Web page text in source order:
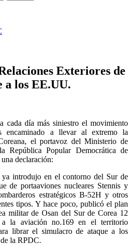
Exteriores de
a los EE.UU.
cada día más siniestro el movimiento
encaminado a llevar al extremo la
el portavoz del Ministerio de
República Popular Democrática de
declaración:
introdujo en el contorno del Sur de
de portaaviones nucleares Stennis y
estratégicos B-52H y otros
tipos. Y hace poco, publicó el plan
militar de Osan del Sur de Corea 12
a la aviación no.169 en el territorio
librar el simulacro de ataque a los
la RPDC.